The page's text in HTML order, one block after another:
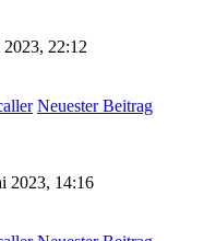
22:12
Neuester Beitrag
2023, 14:16